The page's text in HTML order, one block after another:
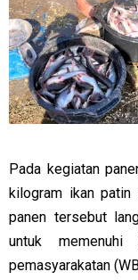
Pada kegiatan
kilogram ikan
panen tersebut
untuk memenuhi
pemasyarakatan